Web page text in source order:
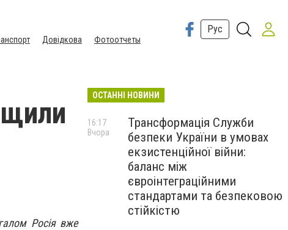
Довідкова Фотоотчеты
Рус
Росія вже
ОСТАННІ НОВИНИ
Трансформація Служби
безпеки України в умовах
екзистенційної війни:
баланс між
євроінтеграційними
стандартами та безпековою
стійкістю
16:17
Вчора